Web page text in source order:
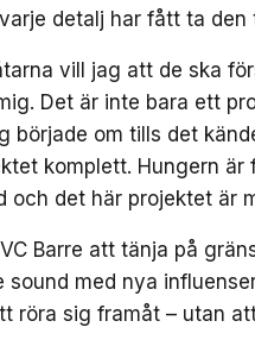
detalj har fått ta den
vill jag att de ska
Det är inte bara ett
började om tills det
komplett. Hungern
det här projektet är
Barre att tänja på
sound med nya
röra sig framåt – utan